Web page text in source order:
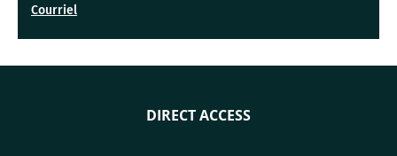
Courriel
DIRECT ACCESS